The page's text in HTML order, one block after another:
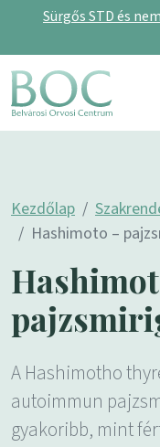
Sürgős STD és
Skip to content
Main
Kezdőlap
Hashimoto –
A Hashimotho
autoimmun
gyakoribb, mint